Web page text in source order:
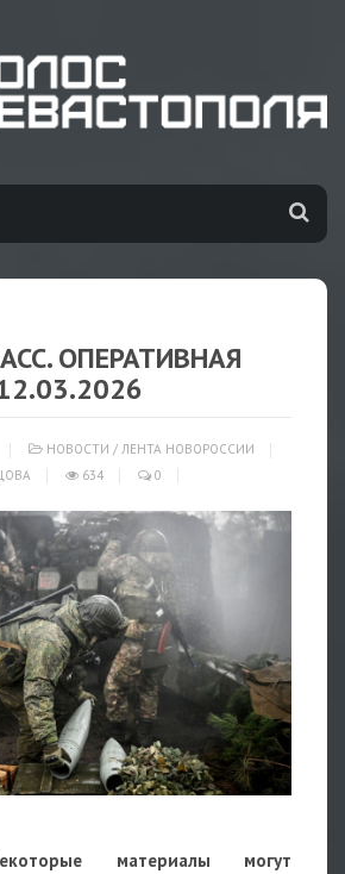
ОПЕРАТИВНАЯ
НОВОСТИ / ЛЕНТА НОВОРОССИИ
634 0
материалы могут